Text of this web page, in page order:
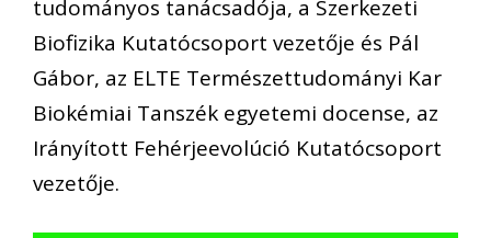
tudományos tanácsadója, a Szerkezeti
Biofizika Kutatócsoport vezetője és Pál
Gábor, az ELTE Természettudományi Kar
Biokémiai Tanszék egyetemi docense, az
Irányított Fehérjeevolúció Kutatócsoport
vezetője.